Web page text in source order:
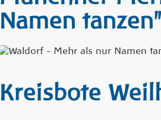
Namen tanzen"
Kreisbote